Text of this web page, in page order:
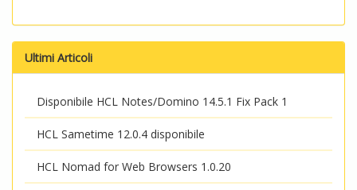
Ultimi Articoli
Disponibile HCL Notes/Domino 14.5.1 Fix Pack 1
HCL Sametime 12.0.4 disponibile
HCL Nomad for Web Browsers 1.0.20